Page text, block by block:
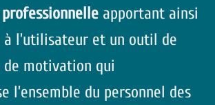
apportant ainsi
l’utilisateur et un outil de
motivation qui
l’ensemble du personnel des